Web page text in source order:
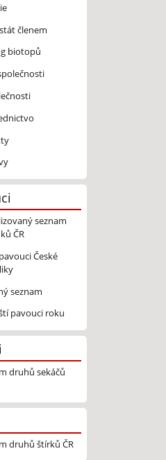
členem
biotopů
seznam
ČR
České
seznam
pavouci roku
druhů sekáčů
druhů štírků ČR